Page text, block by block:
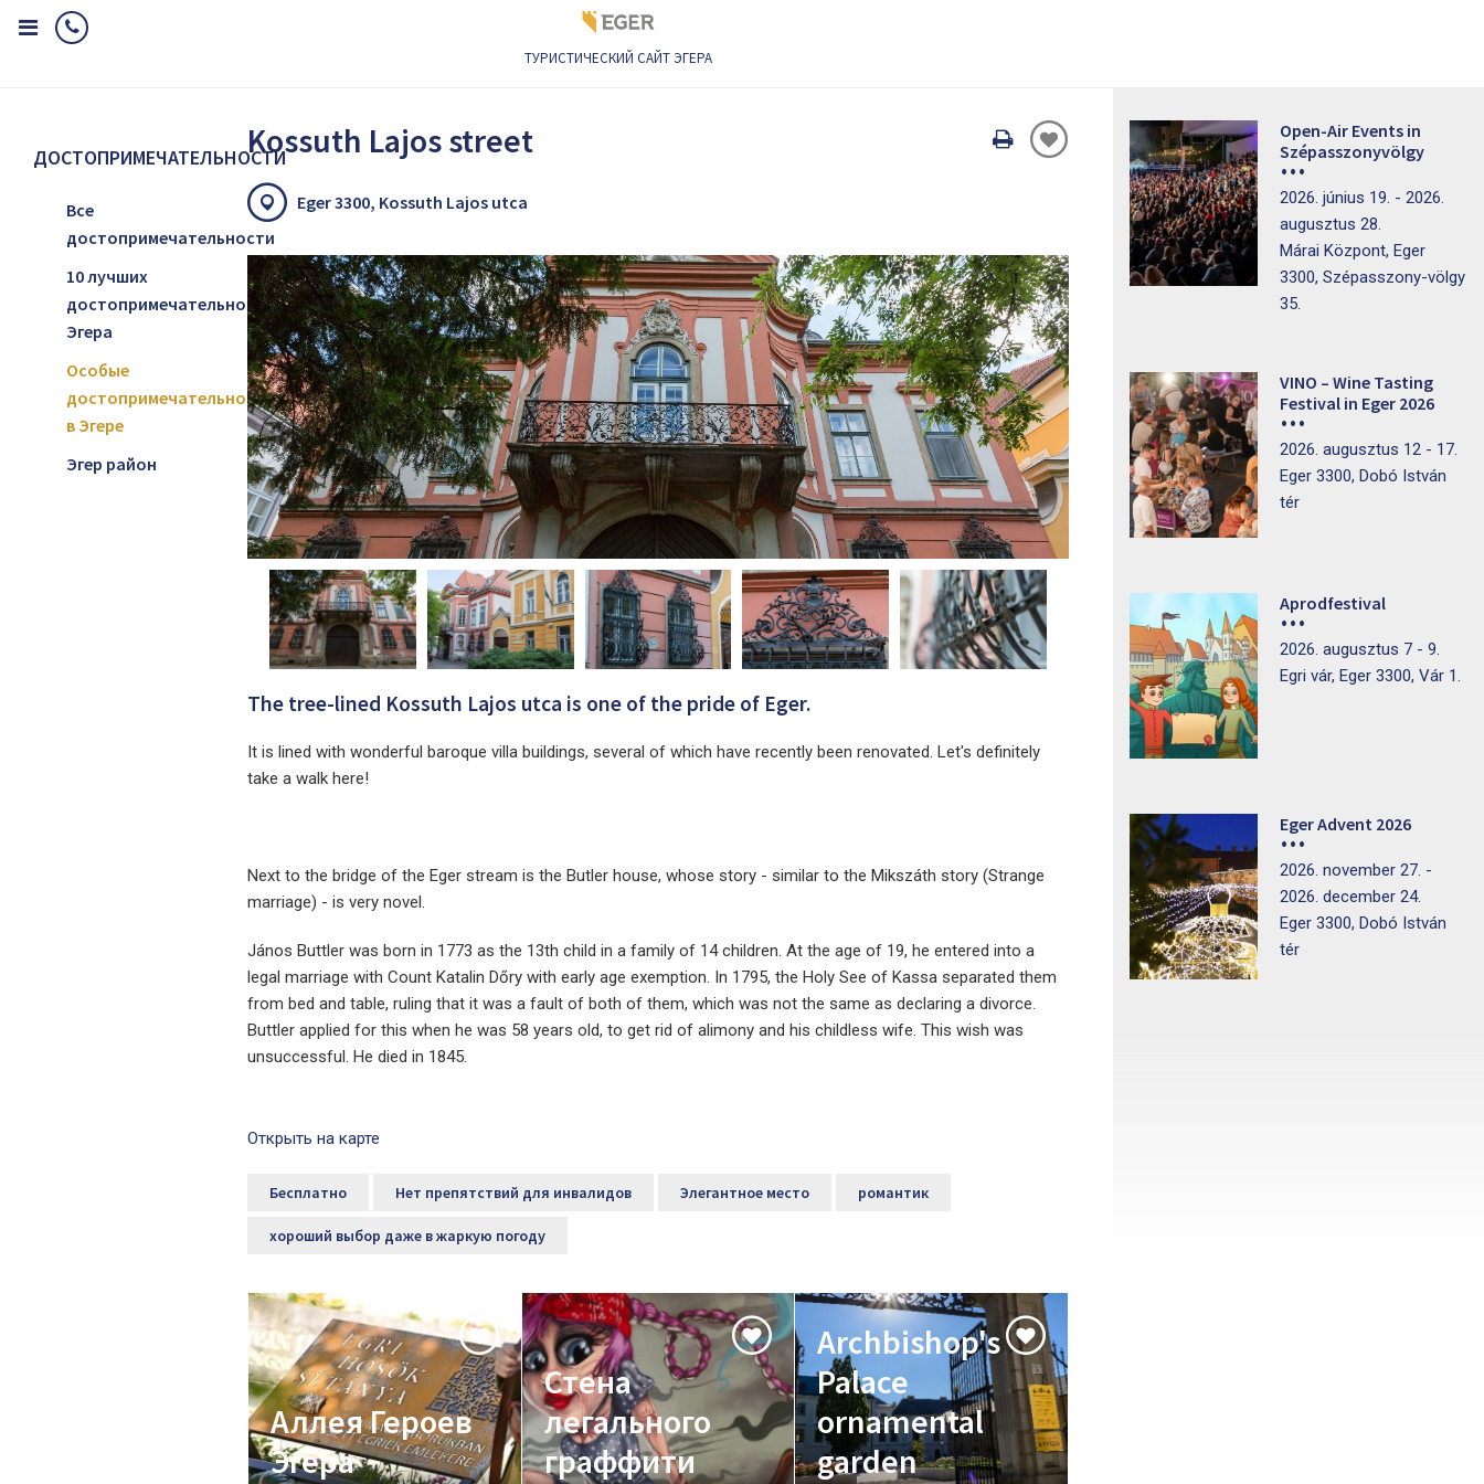
ТУРИСТИЧЕСКИЙ САЙТ ЭГЕРА
ДОСТОПРИМЕЧАТЕЛЬНОСТИ
Все
достопримечательности
10 лучших
достопримечательностей
Эгера
Особые
достопримечательности
в Эгере
Эгер район
Kossuth Lajos street
Oldal
Eger 3300, Kossuth Lajos utca
The tree-lined Kossuth Lajos utca is one of the pride of Eger.
It is lined with wonderful baroque villa buildings, several of which have recently been renovated. Let's definitely
take a walk here!
Next to the bridge of the Eger stream is the Butler house, whose story - similar to the Mikszáth story (Strange
marriage) - is very novel.
János Buttler was born in 1773 as the 13th child in a family of 14 children. At the age of 19, he entered into a
legal marriage with Count Katalin Dőry with early age exemption. In 1795, the Holy See of Kassa separated them
from bed and table, ruling that it was a fault of both of them, which was not the same as declaring a divorce.
Buttler applied for this when he was 58 years old, to get rid of alimony and his childless wife. This wish was
unsuccessful. He died in 1845.
Открыть на карте
Бесплатно Нет препятствий для инвалидов Элегантное место романтик
хороший выбор даже в жаркую погоду
Аллея Героев
Эгера
Стена
легального
граффити
Archbishop's
Palace
ornamental
garden
Open-Air Events in
Szépasszonyvölgy
2026. június 19. - 2026.
augusztus 28.
Márai Központ, Eger
3300, Szépasszony-völgy
35.
VINO – Wine Tasting
Festival in Eger 2026
2026. augusztus 12 - 17.
Eger 3300, Dobó István
tér
Aprodfestival
2026. augusztus 7 - 9.
Egri vár, Eger 3300, Vár 1.
Eger Advent 2026
2026. november 27. -
2026. december 24.
Eger 3300, Dobó István
tér